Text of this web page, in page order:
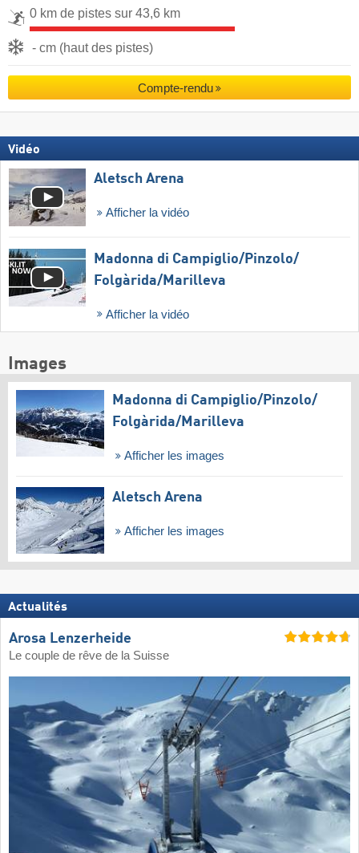
0 km de pistes sur 43,6 km
- cm (haut des pistes)
Compte-rendu
Vidéo
Aletsch Arena
Afficher la vidéo
Madonna di Campiglio/​Pinzolo/​
Folgàrida/​Marilleva
Afficher la vidéo
Images
Madonna di Campiglio/​Pinzolo/​
Folgàrida/​Marilleva
Afficher les images
Aletsch Arena
Afficher les images
Actualités
Arosa Lenzerheide
Le couple de rêve de la Suisse